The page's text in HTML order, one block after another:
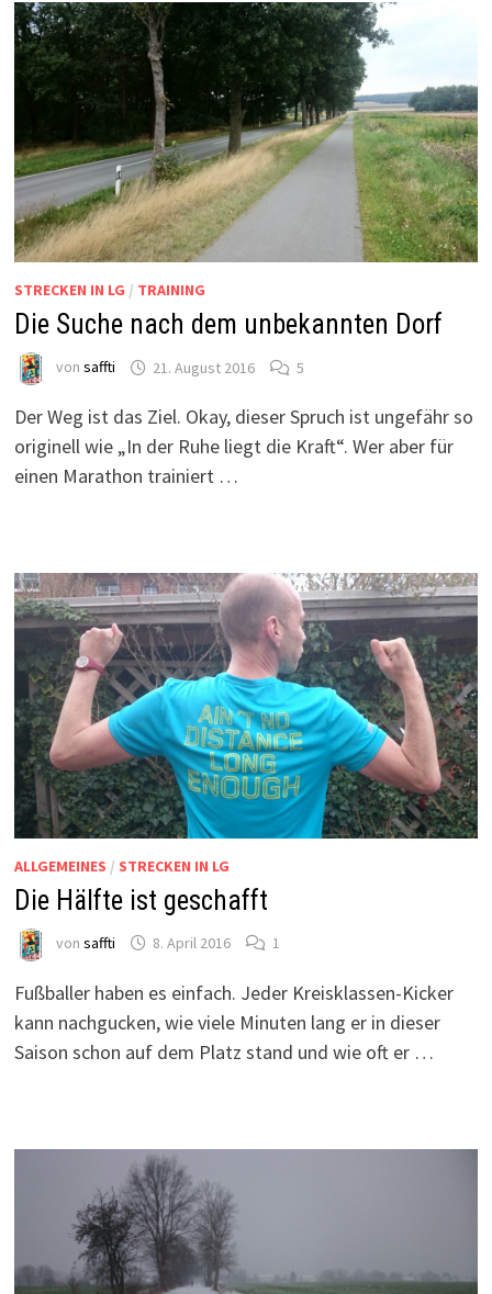
STRECKEN IN LG / TRAINING
Die Suche nach dem unbekannten Dorf
von saffti 21. August 2016 5
Der Weg ist das Ziel. Okay, dieser Spruch ist ungefähr so
originell wie „In der Ruhe liegt die Kraft“. Wer aber für
einen Marathon trainiert …
ALLGEMEINES / STRECKEN IN LG
Die Hälfte ist geschafft
von saffti 8. April 2016 1
Fußballer haben es einfach. Jeder Kreisklassen-Kicker
kann nachgucken, wie viele Minuten lang er in dieser
Saison schon auf dem Platz stand und wie oft er …